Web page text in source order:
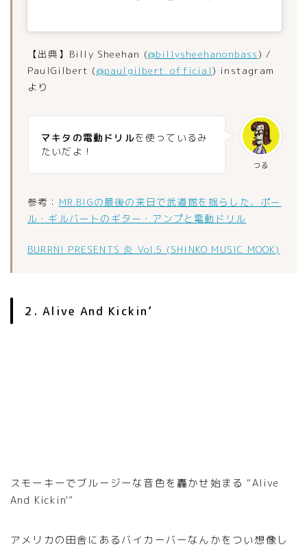
【出典】Billy Sheehan (@billysheehanonbass) /
PaulGilbert (@paulgilbert_official) instagram
より
つる
マキタの電動ドリルを使っているみ
たいだよ！
参考： MR.BIGの最後の来日で武道館を揺らした、ポー
ル・ギルバートのギター・アンプと電動ドリル
BURRN! PRESENTS 炎 Vol.5 (SHINKO MUSIC MOOK)
2. Alive And Kickin’
スモーキーでブルージーな音色を轟かせ始まる “Alive
And Kickin'”
アメリカの田舎にあるバイカーバーなんかをつい想像し